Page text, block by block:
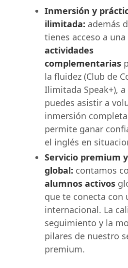
Inmersión y
ilimitada: además
tienes acceso a una
actividades
complementarias
la fluidez (Club de
Ilimitada Speak+), a
puedes asistir a
inmersión
permite ganar
el inglés en
Servicio premium
global: contamos
alumnos activos
que te conecta con
internacional. La
seguimiento y la
pilares de nuestro
premium.